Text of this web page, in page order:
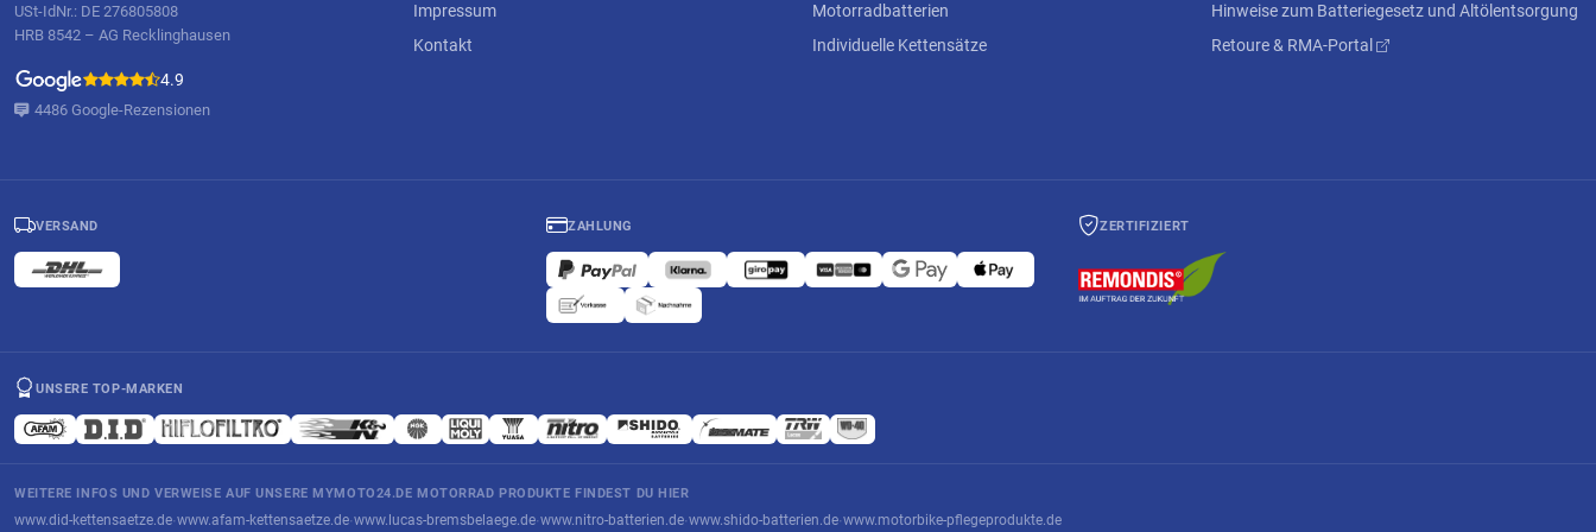
USt-IdNr.: DE 276805808
HRB 8542 – AG Recklinghausen
4.9
4486 Google-Rezensionen
Impressum
Kontakt
Motorradbatterien
Individuelle Kettensätze
Hinweise zum Batteriegesetz und Altölentsorgung
Retoure & RMA-Portal
VERSAND ZAHLUNG ZERTIFIZIERT
UNSERE TOP-MARKEN
WEITERE INFOS UND VERWEISE AUF UNSERE MYMOTO24.DE MOTORRAD PRODUKTE FINDEST DU HIER
www.did-kettensaetze.de·www.afam-kettensaetze.de·www.lucas-bremsbelaege.de·www.nitro-batterien.de·www.shido-batterien.de·www.motorbike-pflegeprodukte.de